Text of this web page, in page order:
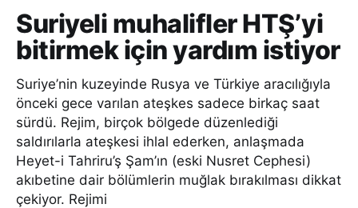
Suriyeli muhalifler HTŞ’yi
bitirmek için yardım istiyor
Suriye’nin kuzeyinde Rusya ve Türkiye aracılığıyla
önceki gece varılan ateşkes sadece birkaç saat
sürdü. Rejim, birçok bölgede düzenlediği
saldırılarla ateşkesi ihlal ederken, anlaşmada
Heyet-i Tahriru’ş Şam’ın (eski Nusret Cephesi)
akıbetine dair bölümlerin muğlak bırakılması dikkat
çekiyor. Rejimi